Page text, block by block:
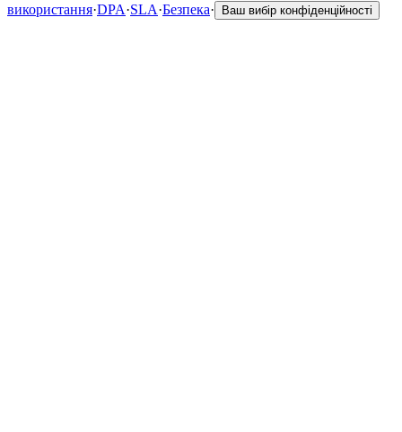
використання·DPA·SLA·Безпека· Ваш вибір конфіденційності